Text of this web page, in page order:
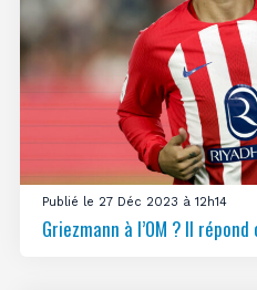
Publié le 27 Déc 2023 à 12h14
Griezmann à l’OM ? Il